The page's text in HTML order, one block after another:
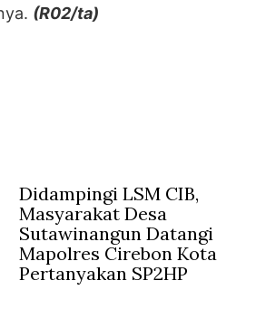
(R02/ta)
Didampingi LSM CIB,
Masyarakat Desa
Sutawinangun Datangi
Mapolres Cirebon Kota
Pertanyakan SP2HP